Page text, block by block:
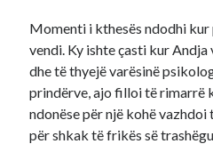
Momenti i kthesës ndodhi kur
vendi. Ky ishte çasti kur
dhe të thyejë varësinë
prindërve, ajo filloi të rimarrë
ndonëse për një kohë
për shkak të frikës së